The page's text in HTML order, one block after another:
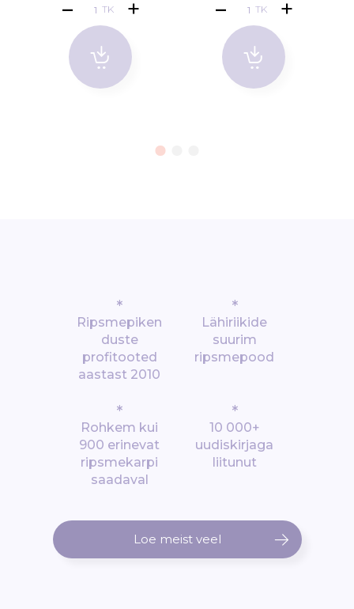
TK TK
*
Ripsmepiken
duste
profitooted
aastast 2010
*
Lähiriikide
suurim
ripsmepood
*
Rohkem kui
900 erinevat
ripsmekarpi
saadaval
*
10 000+
uudiskirjaga
liitunut
Loe meist veel